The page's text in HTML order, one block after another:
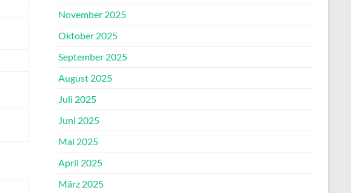
November 2025
Oktober 2025
September 2025
August 2025
Juli 2025
Juni 2025
Mai 2025
April 2025
März 2025